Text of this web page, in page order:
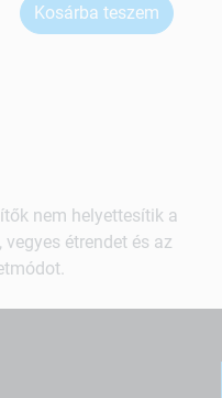
Kosárba teszem
nem helyettesítik a
étrendet és az